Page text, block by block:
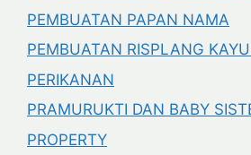
PEMBUATAN PAPAN NAMA
PEMBUATAN RISPLANG
PERIKANAN
PRAMURUKTI DAN BABY
PROPERTY